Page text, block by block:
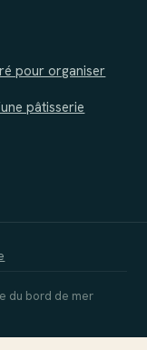
pour organiser
pâtisserie
du bord de mer